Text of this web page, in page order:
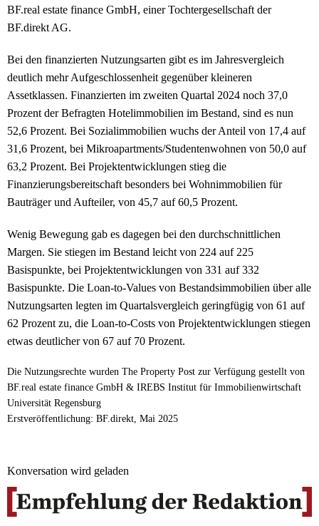
BF.real estate finance GmbH, einer Tochtergesellschaft der
BF.direkt AG.
Bei den finanzierten Nutzungsarten gibt es im Jahresvergleich
deutlich mehr Aufgeschlossenheit gegenüber kleineren
Assetklassen. Finanzierten im zweiten Quartal 2024 noch 37,0
Prozent der Befragten Hotelimmobilien im Bestand, sind es nun
52,6 Prozent. Bei Sozialimmobilien wuchs der Anteil von 17,4 auf
31,6 Prozent, bei Mikroapartments/Studentenwohnen von 50,0 auf
63,2 Prozent. Bei Projektentwicklungen stieg die
Finanzierungsbereitschaft besonders bei Wohnimmobilien für
Bauträger und Aufteiler, von 45,7 auf 60,5 Prozent.
Wenig Bewegung gab es dagegen bei den durchschnittlichen
Margen. Sie stiegen im Bestand leicht von 224 auf 225
Basispunkte, bei Projektentwicklungen von 331 auf 332
Basispunkte. Die Loan-to-Values von Bestandsimmobilien über alle
Nutzungsarten legten im Quartalsvergleich geringfügig von 61 auf
62 Prozent zu, die Loan-to-Costs von Projektentwicklungen stiegen
etwas deutlicher von 67 auf 70 Prozent.
Die Nutzungsrechte wurden The Property Post zur Verfügung gestellt von
BF.real estate finance GmbH & IREBS Institut für Immobilienwirtschaft
Universität Regensburg
Erstveröffentlichung: BF.direkt, Mai 2025
Konversation wird geladen